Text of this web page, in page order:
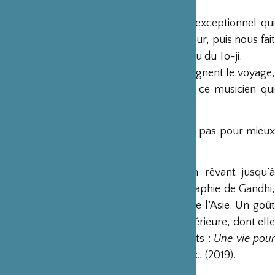
L’auteur suit Kûkai à Kôya-san, un site exceptionnel qui
garde vivante la présence de son fondateur, puis nous fait
pénétrer dans les temples du Daitoku-ji ou du To-ji.
D’autres présences inspirent et accompagnent le voyage,
Claudel, Barthes et Nicolas Bouvier, ou ce musicien qui
Un pas vers le moins, autrement dit : un pas pour mieux
De livre en livre, depuis Bali, Java, en rêvant jusqu’à
Paysage d’hiver, en passant par sa biographie de Gandhi,
Christine Jordis poursuit sa découverte de l’Asie. Un goût
de l’aventure, intérieure aussi bien qu’extérieure, dont elle
donne les raisons dans deux récits récents : Une vie pour
Tu n’as pas de coeur… (2019).